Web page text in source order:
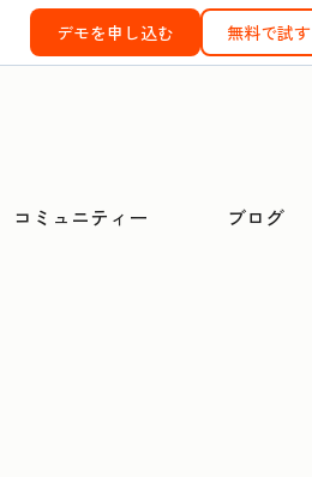
デモを申し込む 無料で試す
コミュニティー ブログ